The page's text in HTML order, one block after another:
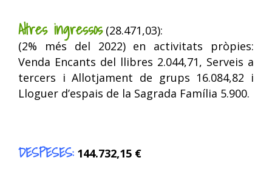
Altres ingressos(28.471,03):
(2% més del 2022) en activitats pròpies:
Venda Encants del llibres 2.044,71, Serveis a
tercers i Allotjament de grups 16.084,82 i
Lloguer d’espais de la Sagrada Família 5.900.
DESPESES: 144.732,15 €